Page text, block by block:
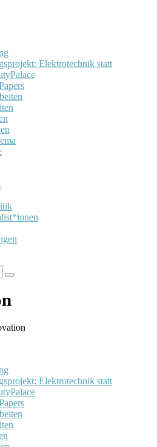
Elektrotechnik statt
Elektrotechnik statt